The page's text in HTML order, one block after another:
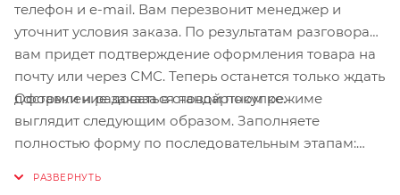
телефон и e-mail. Вам перезвонит менеджер и
уточнит условия заказа. По результатам разговора
вам придет подтверждение оформления товара на
почту или через СМС. Теперь останется только ждать
доставки и радоваться новой покупке.
Оформление заказа в стандартном режиме
выглядит следующим образом. Заполняете
полностью форму по последовательным этапам: